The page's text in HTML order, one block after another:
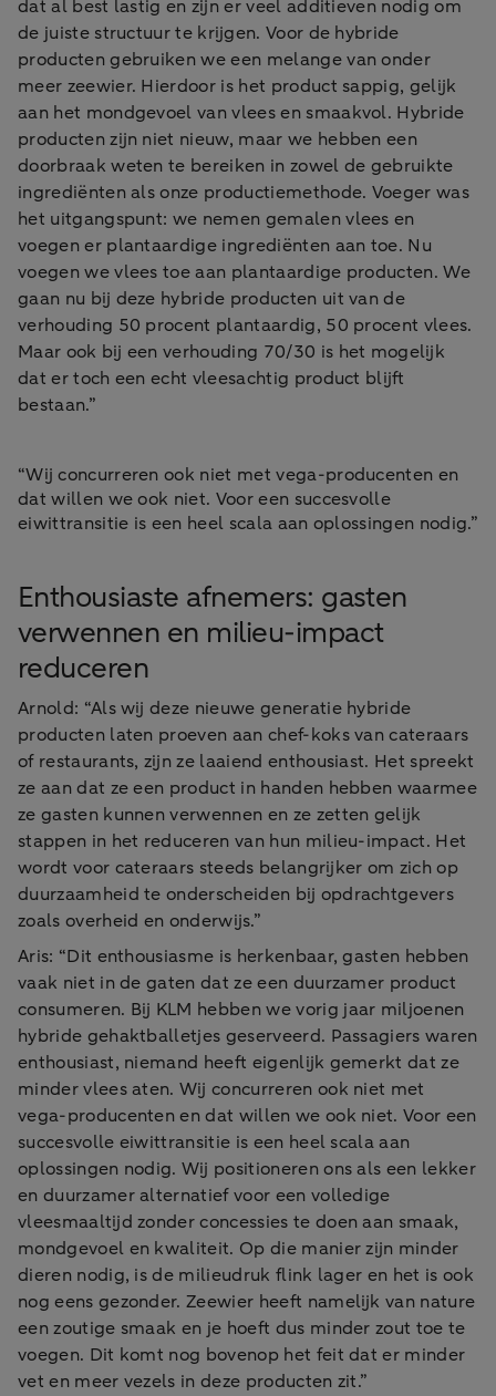
dat al best lastig en zijn er veel additieven nodig om
de juiste structuur te krijgen. Voor de hybride
producten gebruiken we een melange van onder
meer zeewier. Hierdoor is het product sappig, gelijk
aan het mondgevoel van vlees en smaakvol. Hybride
producten zijn niet nieuw, maar we hebben een
doorbraak weten te bereiken in zowel de gebruikte
ingrediënten als onze productiemethode. Voeger was
het uitgangspunt: we nemen gemalen vlees en
voegen er plantaardige ingrediënten aan toe. Nu
voegen we vlees toe aan plantaardige producten. We
gaan nu bij deze hybride producten uit van de
verhouding 50 procent plantaardig, 50 procent vlees.
Maar ook bij een verhouding 70/30 is het mogelijk
dat er toch een echt vleesachtig product blijft
bestaan.”
“Wij concurreren ook niet met vega-producenten en
dat willen we ook niet. Voor een succesvolle
eiwittransitie is een heel scala aan oplossingen nodig.”
Enthousiaste afnemers: gasten
verwennen en milieu-impact
reduceren
Arnold: “Als wij deze nieuwe generatie hybride
producten laten proeven aan chef-koks van cateraars
of restaurants, zijn ze laaiend enthousiast. Het spreekt
ze aan dat ze een product in handen hebben waarmee
ze gasten kunnen verwennen en ze zetten gelijk
stappen in het reduceren van hun milieu-impact. Het
wordt voor cateraars steeds belangrijker om zich op
duurzaamheid te onderscheiden bij opdrachtgevers
zoals overheid en onderwijs.”
Aris: “Dit enthousiasme is herkenbaar, gasten hebben
vaak niet in de gaten dat ze een duurzamer product
consumeren. Bij KLM hebben we vorig jaar miljoenen
hybride gehaktballetjes geserveerd. Passagiers waren
enthousiast, niemand heeft eigenlijk gemerkt dat ze
minder vlees aten. Wij concurreren ook niet met
vega-producenten en dat willen we ook niet. Voor een
succesvolle eiwittransitie is een heel scala aan
oplossingen nodig. Wij positioneren ons als een lekker
en duurzamer alternatief voor een volledige
vleesmaaltijd zonder concessies te doen aan smaak,
mondgevoel en kwaliteit. Op die manier zijn minder
dieren nodig, is de milieudruk flink lager en het is ook
nog eens gezonder. Zeewier heeft namelijk van nature
een zoutige smaak en je hoeft dus minder zout toe te
voegen. Dit komt nog bovenop het feit dat er minder
vet en meer vezels in deze producten zit.”